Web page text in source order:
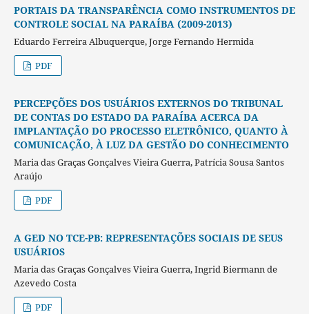
PORTAIS DA TRANSPARÊNCIA COMO INSTRUMENTOS DE
CONTROLE SOCIAL NA PARAÍBA (2009-2013)
Eduardo Ferreira Albuquerque, Jorge Fernando Hermida
PDF
PERCEPÇÕES DOS USUÁRIOS EXTERNOS DO TRIBUNAL
DE CONTAS DO ESTADO DA PARAÍBA ACERCA DA
IMPLANTAÇÃO DO PROCESSO ELETRÔNICO, QUANTO À
COMUNICAÇÃO, À LUZ DA GESTÃO DO CONHECIMENTO
Maria das Graças Gonçalves Vieira Guerra, Patrícia Sousa Santos
Araújo
PDF
A GED NO TCE-PB: REPRESENTAÇÕES SOCIAIS DE SEUS
USUÁRIOS
Maria das Graças Gonçalves Vieira Guerra, Ingrid Biermann de
Azevedo Costa
PDF